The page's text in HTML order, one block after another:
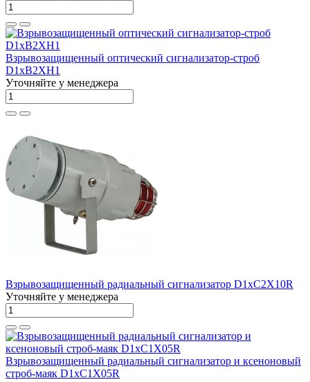
Взрывозащищенный оптический сигнализатор-строб
D1xB2XH1
Уточняйте у менеджера
Взрывозащищенный радиальный сигнализатор D1xC2X10R
Уточняйте у менеджера
Взрывозащищенный радиальный сигнализатор и ксеноновый
строб-маяк D1xC1X05R